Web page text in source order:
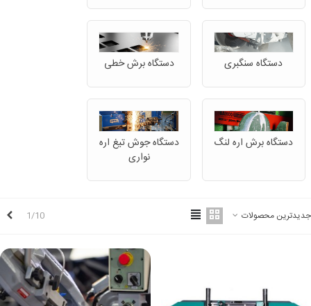
دستگاه سنگبری دستگاه برش خطی
دستگاه برش اره لنگ
دستگاه جوش تیغ اره
نواری
جدیدترین محصولات 1/10